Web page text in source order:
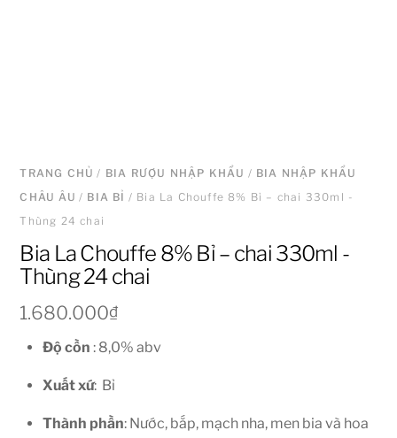
TRANG CHỦ / BIA RƯỢU NHẬP KHẨU / BIA NHẬP KHẨU
CHÂU ÂU / BIA BỈ / Bia La Chouffe 8% Bỉ – chai 330ml -
Thùng 24 chai
Bia La Chouffe 8% Bỉ – chai 330ml -
Thùng 24 chai
1.680.000₫
Độ cồn : 8,0% abv
Xuất xứ: Bỉ
Thành phần: Nước, bắp, mạch nha, men bia và hoa